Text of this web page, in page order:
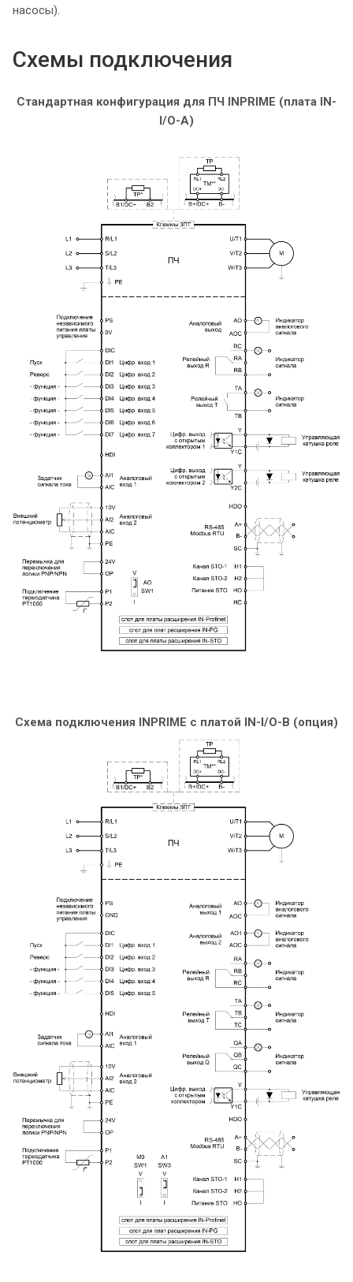
насосы).
Схемы подключения
Стандартная конфигурация для ПЧ INPRIME (плата IN-
I/O-A)
Схема подключения INPRIME c платой IN-I/O-B (опция)